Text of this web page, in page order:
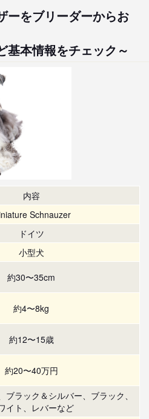
ーをブリーダーからお
基本情報をチェック～
内容
Schnauzer
ドイツ
小型犬
約30〜35cm
約4〜8kg
約12〜15歳
約20〜40万円
ブラック＆シルバー、ブラック、
イト、レバーなど